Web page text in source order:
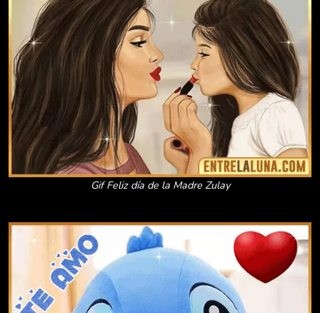
Gif Feliz día de la Madre Zulay